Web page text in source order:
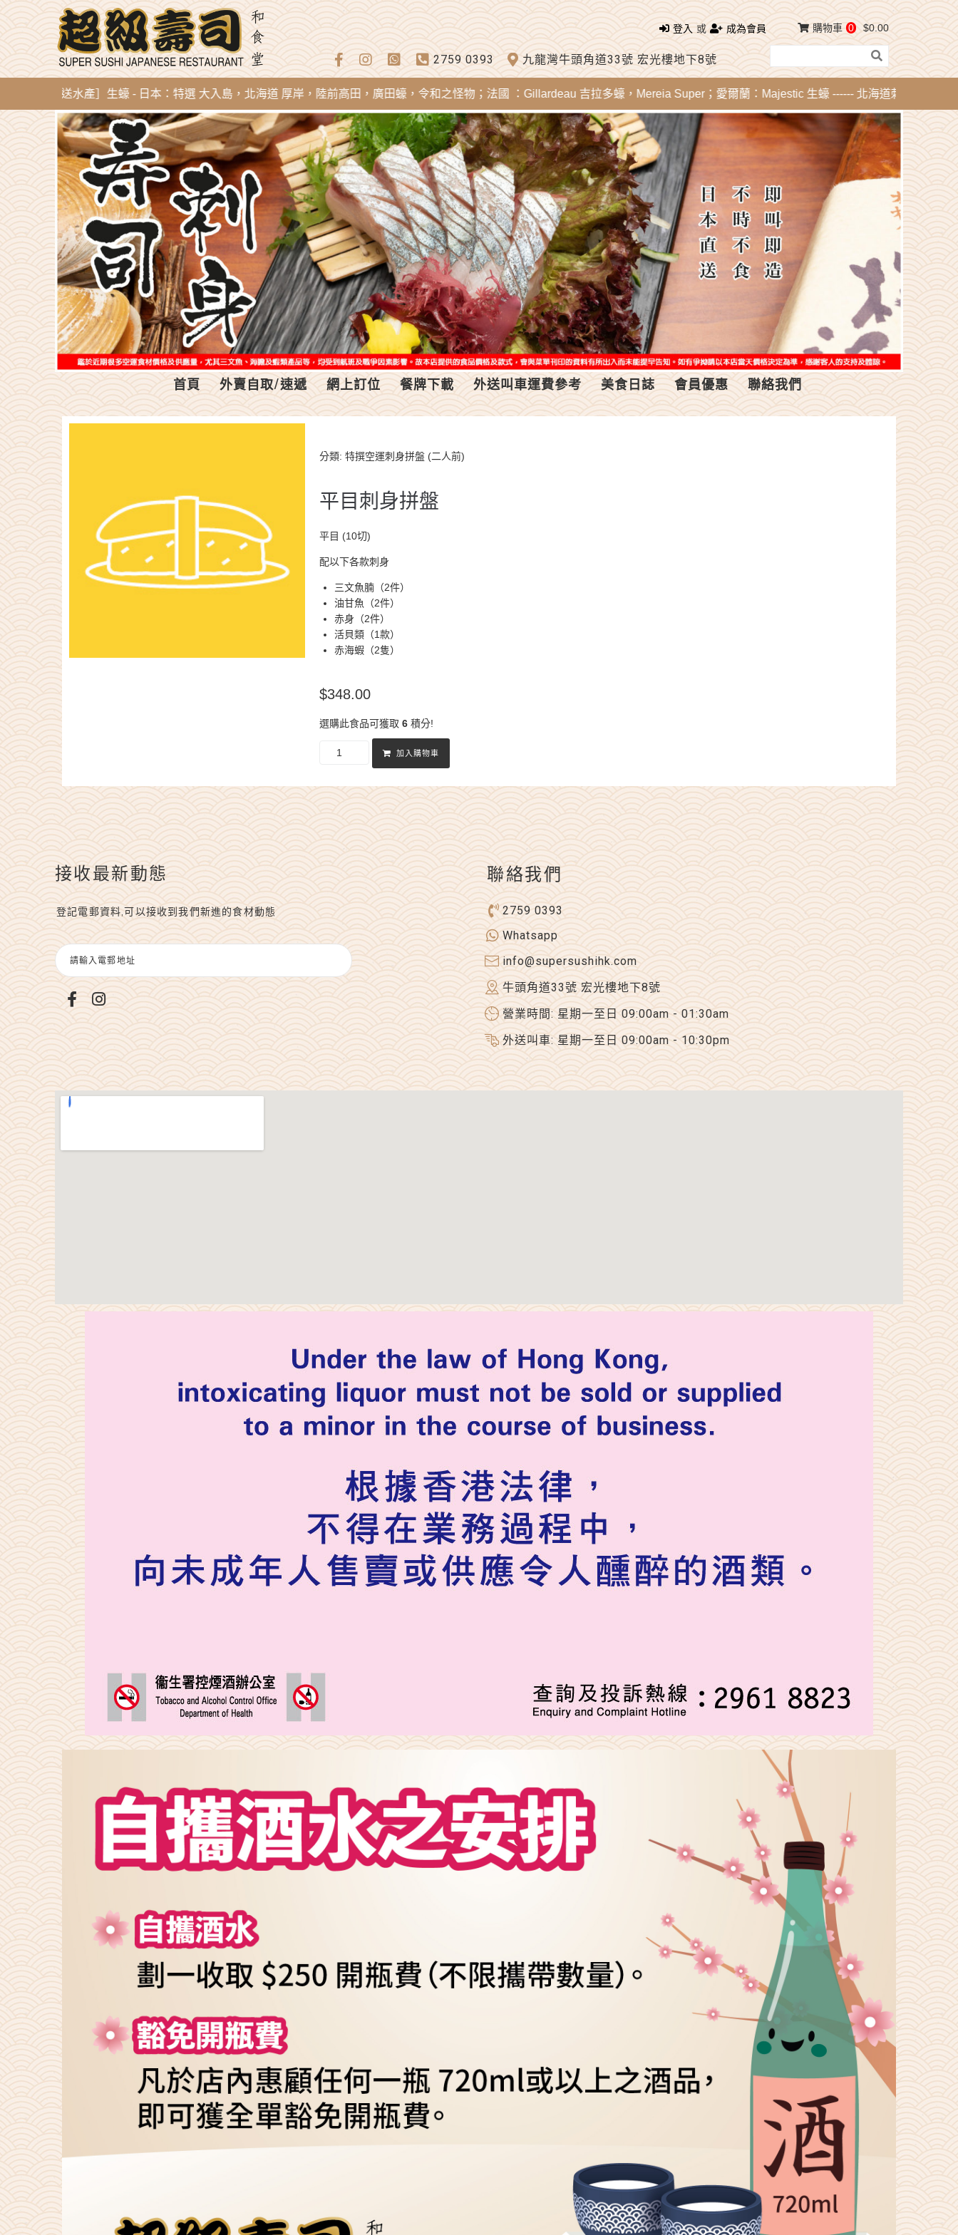
登入 或 成為會員
2759 0393 九龍灣牛頭角道33號 宏光樓地下8號
購物車 0 $0.00
開直送水產］生蠔 - 日本：特選 大入島，北海道 厚岸，陸前高田，廣田蠔，令和之怪物；法國 ：Gillardeau 吉拉多蠔，Mereia Super；愛爾蘭：Majestic 生蠔 ------ 北海道刺身 - 活帶子，
首頁 外賣自取/速遞 網上訂位 餐牌下載 外送叫車運費參考 美食日誌 會員優惠 聯絡我們
分類: 特撰空運刺身拼盤 (二人前)
平目刺身拼盤
平目 (10切)
配以下各款刺身
三文魚腩（2件）
油甘魚（2件）
赤身（2件）
活貝類（1款）
赤海蝦（2隻）
$348.00
選購此食品可獲取 6 積分!
加入購物車
接收最新動態
登記電郵資料,可以接收到我們新進的食材動態
聯絡我們
2759 0393
Whatsapp
info@supersushihk.com
牛頭角道33號 宏光樓地下8號
營業時間: 星期一至日 09:00am - 01:30am
外送叫車: 星期一至日 09:00am - 10:30pm